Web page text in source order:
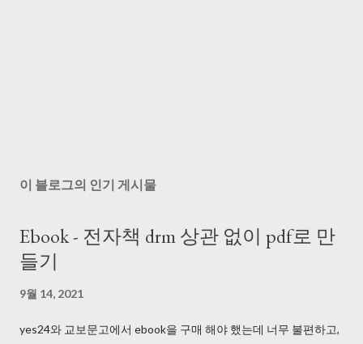
이 블로그의 인기 게시물
Ebook - 전자책 drm 상관 없이 pdf로 만
들기
9월 14, 2021
yes24와 교보문고에서 ebook을 구매 해야 했는데 너무 불편하고,